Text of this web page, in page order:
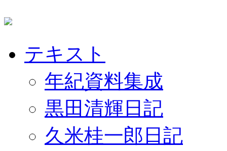
テキスト
年紀資料集成
黒田清輝日記
久米桂一郎日記